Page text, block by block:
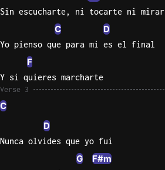
Sin escucharte, ni tocarte ni mirar
C D
Yo pienso que para mi es el final
F
Y si quieres marcharte
Verse 3
C
D
Nunca olvides que yo fui
G F#m